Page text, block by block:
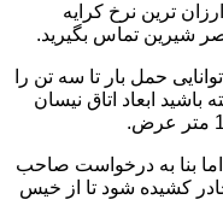
ترین نرخ کرایه
قصر شیرین تماس بگیرید.
2 تن است اما توانایی حمل بار تا سه تن را
باشید ابعاد اتاق نیسان
بنا به درخواست صاحب
کشیده شود تا از خیس